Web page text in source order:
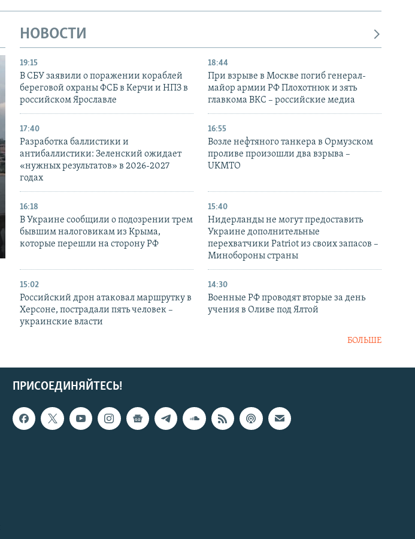
НОВОСТИ
19:15
В СБУ заявили о поражении кораблей
береговой охраны ФСБ в Керчи и НПЗ в
российском Ярославле
18:44
При взрыве в Москве погиб генерал-
майор армии РФ Плохотнюк и зять
главкома ВКС – российские медиа
17:40
Разработка баллистики и
антибаллистики: Зеленский ожидает
«нужных результатов» в 2026-2027
годах
16:55
Возле нефтяного танкера в Ормузском
проливе произошли два взрыва –
UKMTO
16:18
В Украине сообщили о подозрении трем
бывшим налоговикам из Крыма,
которые перешли на сторону РФ
15:40
Нидерланды не могут предоставить
Украине дополнительные
перехватчики Patriot из своих запасов –
Минобороны страны
15:02
Российский дрон атаковал маршрутку в
Херсоне, пострадали пять человек –
украинские власти
14:30
Военные РФ проводят вторые за день
учения в Оливе под Ялтой
БОЛЬШЕ
ПРИСОЕДИНЯЙТЕСЬ!